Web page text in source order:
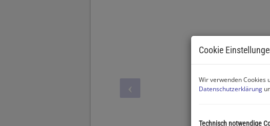
Cookie
Wir verwenden Cookies
Datenschutzerklärung
Technisch notwendige